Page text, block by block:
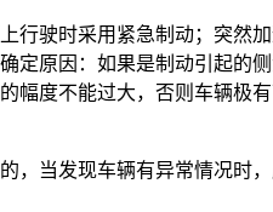
行驶时采用紧急制动；突
原因：如果是制动引起的
幅度不能过大，否则车辆极
当发现车辆有异常情况时